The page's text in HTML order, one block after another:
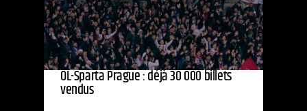
OL-Sparta Prague : déjà 30 000 billets
vendus